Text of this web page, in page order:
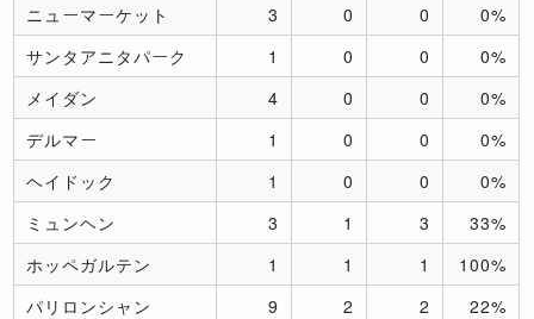
ニューマーケット
3 0 0
0%
サンタアニタパーク
1 0 0
0%
メイダン
4 0 0
0%
デルマー
1 0 0
0%
ヘイドック
1 0 0
0%
ミュンヘン
3 1 3
33%
ホッペガルテン
1 1 1
100%
パリロンシャン
9 2 2
22%